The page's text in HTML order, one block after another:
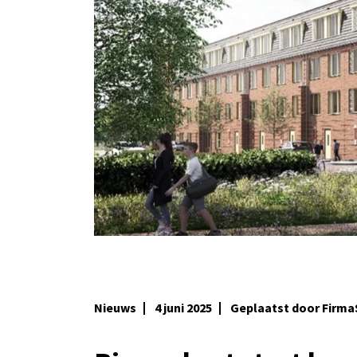
Nieuws 4 juni 2025 Geplaatst door